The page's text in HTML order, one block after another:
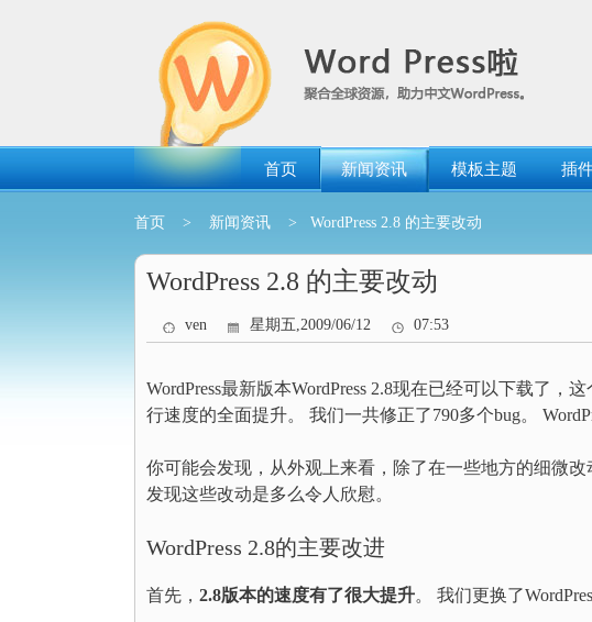
首页 新闻资讯 模板主题 插
首页 > 新闻资讯 > WordPress 2.8 的主要改动
WordPress 2.8 的主要改动
ven 星期五,2009/06/12 07:53
WordPress最新版本WordPress 2.8现在已经可以下载了，
行速度的全面提升。 我们一共修正了790多个bug。
你可能会发现，从外观上来看，除了在一些地方的细微
发现这些改动是多么令人欣慰。
WordPress 2.8的主要改进
首先， 2.8版本的速度有了很大提升。 我们更换了